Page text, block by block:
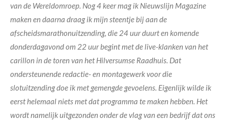
van de Wereldomroep. Nog 4 keer mag ik Nieuwslijn Magazine
maken en daarna draag ik mijn steentje bij aan de
afscheidsmarathonuitzending, die 24 uur duurt en komende
donderdagavond om 22 uur begint met de live-klanken van het
carillon in de toren van het Hilversumse Raadhuis. Dat
ondersteunende redactie- en montagewerk voor die
slotuitzending doe ik met gemengde gevoelens. Eigenlijk wilde ik
eerst helemaal niets met dat programma te maken hebben. Het
wordt namelijk uitgezonden onder de vlag van een bedrijf dat ons